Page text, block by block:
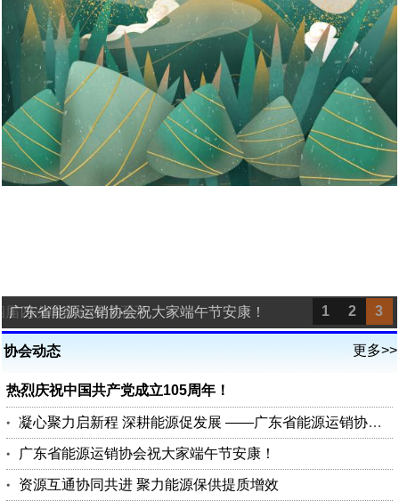
1 2 3
四次理事会圆满召开
广东省能源运销协会祝大家端午节安康！
更多>>
协会动态
热烈庆祝中国共产党成立105周年！
凝心聚力启新程 深耕能源促发展 ——广东省能源运销协会第四届四次理事会圆满召开
广东省能源运销协会祝大家端午节安康！
资源互通协同共进 聚力能源保供提质增效